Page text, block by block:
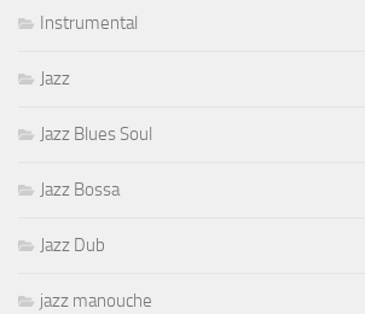
Instrumental
Jazz
Jazz Blues Soul
Jazz Bossa
Jazz Dub
jazz manouche